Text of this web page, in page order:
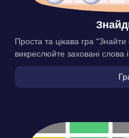
Проста та цікава гра
викреслюйте заховані слова